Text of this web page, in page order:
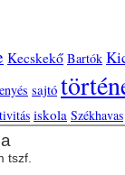
Kecskekő Bartók
sajtó
iskola Székhavas